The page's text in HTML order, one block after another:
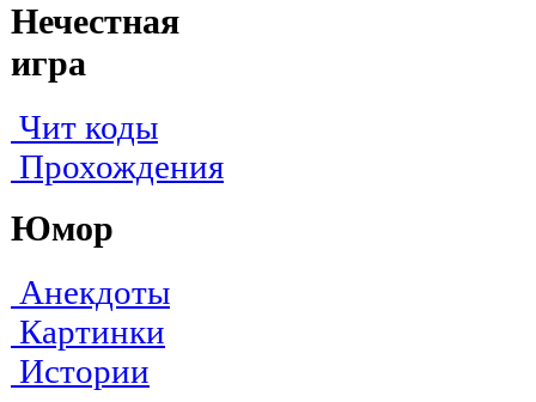
Нечестная
игра
Чит коды
Прохождения
Юмор
Анекдоты
Картинки
Истории